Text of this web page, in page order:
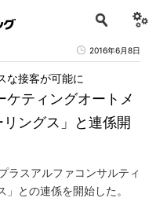
2016年6月8日
ケティングオートメ
ングス」と連係開
な接客が可能に
ラスアルファコンサルティ
との連係を開始した。